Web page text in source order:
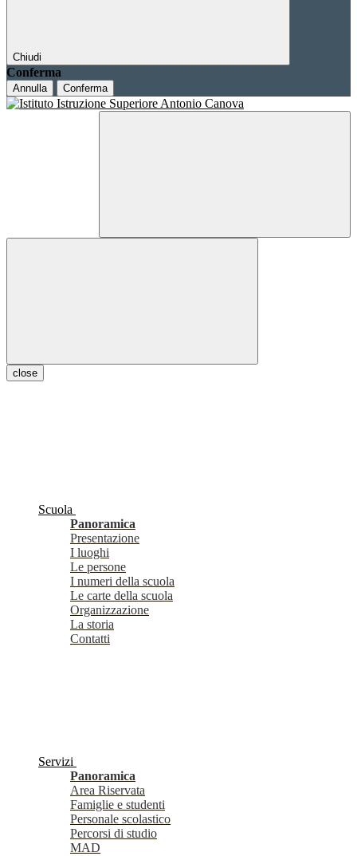
Chiudi
Conferma
Annulla Conferma
close
Scuola
Panoramica
Presentazione
I luoghi
Le persone
I numeri della scuola
Le carte della scuola
Organizzazione
La storia
Contatti
Servizi
Panoramica
Area Riservata
Famiglie e studenti
Personale scolastico
Percorsi di studio
MAD